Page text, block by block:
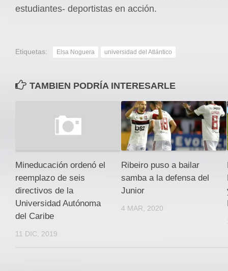
estudiantes- deportistas en acción.
Etiquetas: Elsa Noguera universidad del Atlántico
TAMBIEN PODRÍA INTERESARLE
Mineducación ordenó el
reemplazo de seis
directivos de la
Universidad Autónoma
del Caribe
11 DIC, 2019
Ribeiro puso a bailar
samba a la defensa del
Junior
4 MAR, 2020